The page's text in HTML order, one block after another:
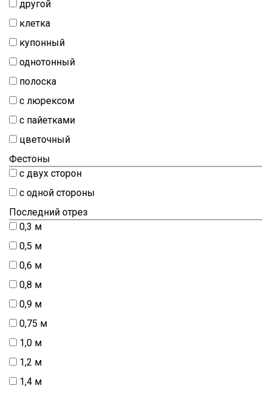
другой
клетка
купонный
однотонный
полоска
с люрексом
с пайетками
цветочный
Фестоны
с двух сторон
с одной стороны
Последний отрез
0,3 м
0,5 м
0,6 м
0,8 м
0,9 м
0,75 м
1,0 м
1,2 м
1,4 м